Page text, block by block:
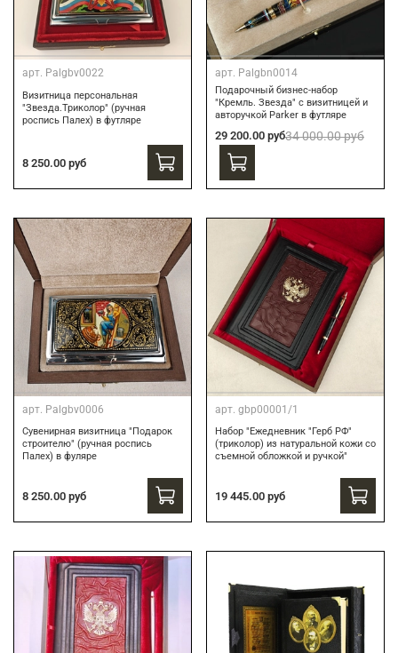
арт. Palgbv0022
Визитница персональная
"Звезда.Триколор" (ручная
роспись Палех) в футляре
8 250.00 руб
арт. Palgbn0014
Подарочный бизнес-набор
"Кремль. Звезда" с визитницей и
авторучкой Parker в футляре
29 200.00 руб34 000.00 руб
арт. Palgbv0006
Сувенирная визитница "Подарок
строителю" (ручная роспись
Палех) в фуляре
8 250.00 руб
арт. gbp00001/1
Набор "Ежедневник "Герб РФ"
(триколор) из натуральной кожи со
съемной обложкой и ручкой"
19 445.00 руб